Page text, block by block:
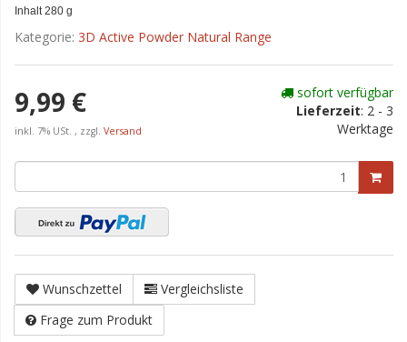
Inhalt 280 g
Kategorie: 3D Active Powder Natural Range
9,99 €
inkl. 7% USt. , zzgl. Versand
sofort verfügbar
Lieferzeit: 2 - 3
Werktage
Wunschzettel
Vergleichsliste
Frage zum Produkt